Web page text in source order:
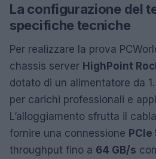
La configurazione del
specifiche tecniche
Per realizzare la prova
chassis server HighPoint
dotato di un alimentatore da
per carichi professionali e
L’alloggiamento sfrutta il
fornire una connessione PCIe
throughput fino a 64 GB/s